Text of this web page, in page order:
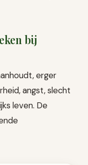
bij
erger
angst, slecht
leven. De